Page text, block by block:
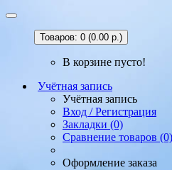
Товаров: 0 (0.00 р.)
В корзине пусто!
Учётная запись
Учётная запись
Вход / Регистрация
Закладки (0)
Сравнение товаров (0)
Оформление заказа